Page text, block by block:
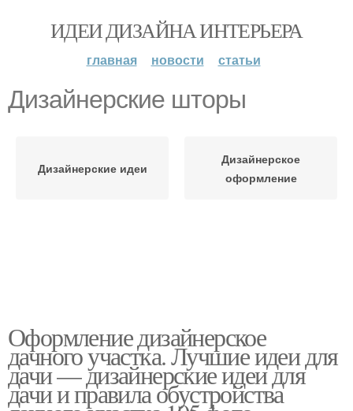
ИДЕИ ДИЗАЙНА ИНТЕРЬЕРА
главная новости статьи
Дизайнерские шторы
Дизайнерские идеи
Дизайнерское
оформление
Оформление дизайнерское
дачного участка. Лучшие идеи для
дачи — дизайнерские идеи для
дачи и правила обустройства